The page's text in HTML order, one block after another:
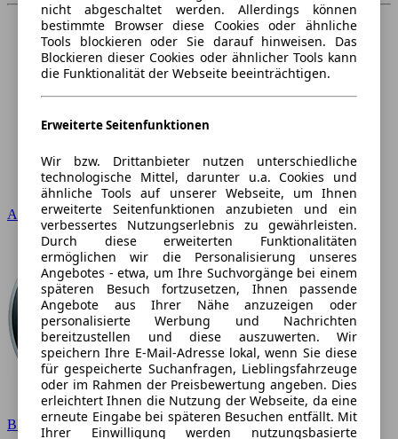
nicht abgeschaltet werden. Allerdings können
bestimmte Browser diese Cookies oder ähnliche
Tools blockieren oder Sie darauf hinweisen. Das
Blockieren dieser Cookies oder ähnlicher Tools kann
die Funktionalität der Webseite beeinträchtigen.
Erweiterte Seitenfunktionen
Wir bzw. Drittanbieter nutzen unterschiedliche
technologische Mittel, darunter u.a. Cookies und
ähnliche Tools auf unserer Webseite, um Ihnen
erweiterte Seitenfunktionen anzubieten und ein
verbessertes Nutzungserlebnis zu gewährleisten.
Durch diese erweiterten Funktionalitäten
ermöglichen wir die Personalisierung unseres
Angebotes - etwa, um Ihre Suchvorgänge bei einem
späteren Besuch fortzusetzen, Ihnen passende
Angebote aus Ihrer Nähe anzuzeigen oder
personalisierte Werbung und Nachrichten
bereitzustellen und diese auszuwerten. Wir
speichern Ihre E-Mail-Adresse lokal, wenn Sie diese
für gespeicherte Suchanfragen, Lieblingsfahrzeuge
oder im Rahmen der Preisbewertung angeben. Dies
erleichtert Ihnen die Nutzung der Webseite, da eine
erneute Eingabe bei späteren Besuchen entfällt. Mit
Ihrer Einwilligung werden nutzungsbasierte
Audi
BMW